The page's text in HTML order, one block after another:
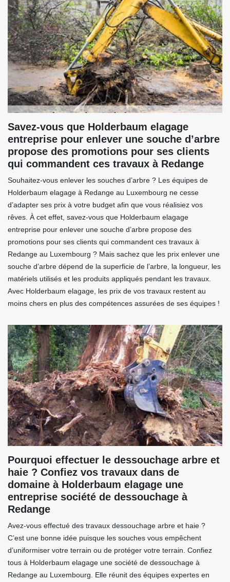
Savez-vous que Holderbaum elagage
entreprise pour enlever une souche d’arbre
propose des promotions pour ses clients
qui commandent ces travaux à Redange
Souhaitez-vous enlever les souches d’arbre ? Les équipes de
Holderbaum elagage à Redange au Luxembourg ne cesse
d’adapter ses prix à votre budget afin que vous réalisiez vos
rêves. À cet effet, savez-vous que Holderbaum elagage
entreprise pour enlever une souche d’arbre propose des
promotions pour ses clients qui commandent ces travaux à
Redange au Luxembourg ? Mais sachez que les prix enlever une
souche d’arbre dépend de la superficie de l’arbre, la longueur, les
matériels utilisés et les produits appliqués pendant les travaux.
Avec Holderbaum elagage, les prix de vos travaux restent au
moins chers en plus des compétences assurées de ses équipes !
Pourquoi effectuer le dessouchage arbre et
haie ? Confiez vos travaux dans de
domaine à Holderbaum elagage une
entreprise société de dessouchage à
Redange
Avez-vous effectué des travaux dessouchage arbre et haie ?
C’est une bonne idée puisque les souches vous empêchent
d’uniformiser votre terrain ou de protéger votre terrain. Confiez
tous à Holderbaum elagage une société de dessouchage à
Redange au Luxembourg. Elle réunit des équipes expertes en